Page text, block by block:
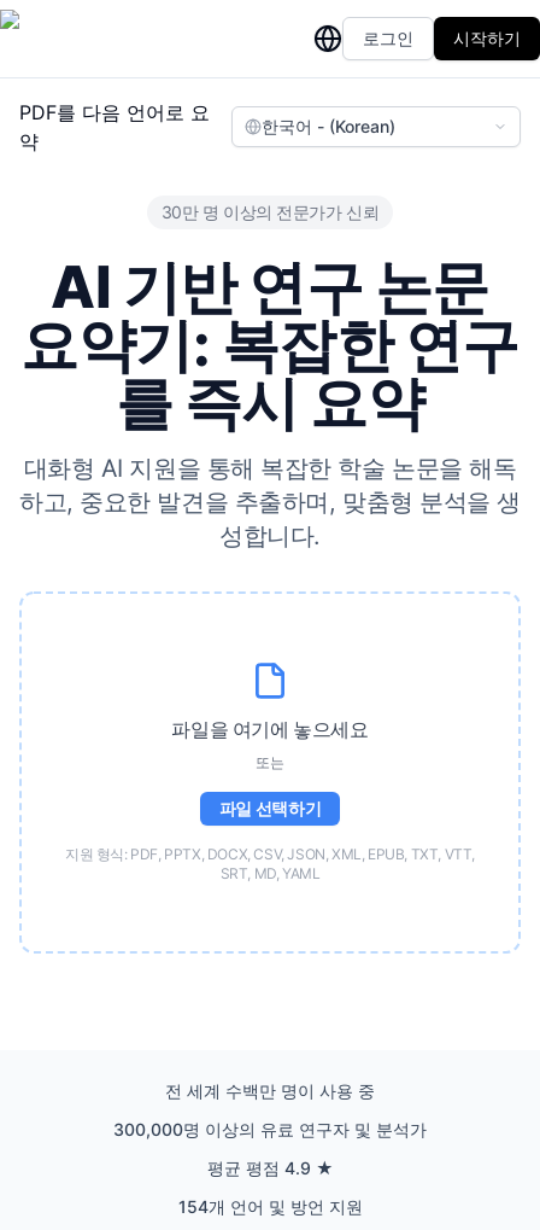
로그인 시작하기
PDF를 다음 언어로 요
약
한국어 - (Korean)
30만 명 이상의 전문가가 신뢰
AI 기반 연구 논문
요약기: 복잡한 연구
를 즉시 요약
대화형 AI 지원을 통해 복잡한 학술 논문을 해독
하고, 중요한 발견을 추출하며, 맞춤형 분석을 생
성합니다.
파일을 여기에 놓으세요
또는
파일 선택하기
지원 형식: PDF, PPTX, DOCX, CSV, JSON, XML, EPUB, TXT, VTT,
SRT, MD, YAML
전 세계 수백만 명이 사용 중
300,000명 이상의 유료 연구자 및 분석가
평균 평점 4.9 ★
154개 언어 및 방언 지원